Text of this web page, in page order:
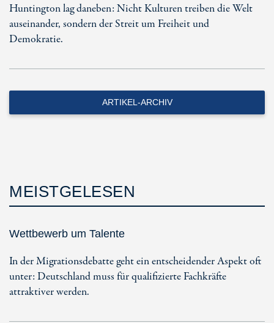
Huntington lag daneben: Nicht Kulturen treiben die Welt
auseinander, sondern der Streit um Freiheit und
Demokratie.
ARTIKEL-ARCHIV
MEISTGELESEN
Wettbewerb um Talente
In der Migrationsdebatte geht ein entscheidender Aspekt oft
unter: Deutschland muss für qualifizierte Fachkräfte
attraktiver werden.